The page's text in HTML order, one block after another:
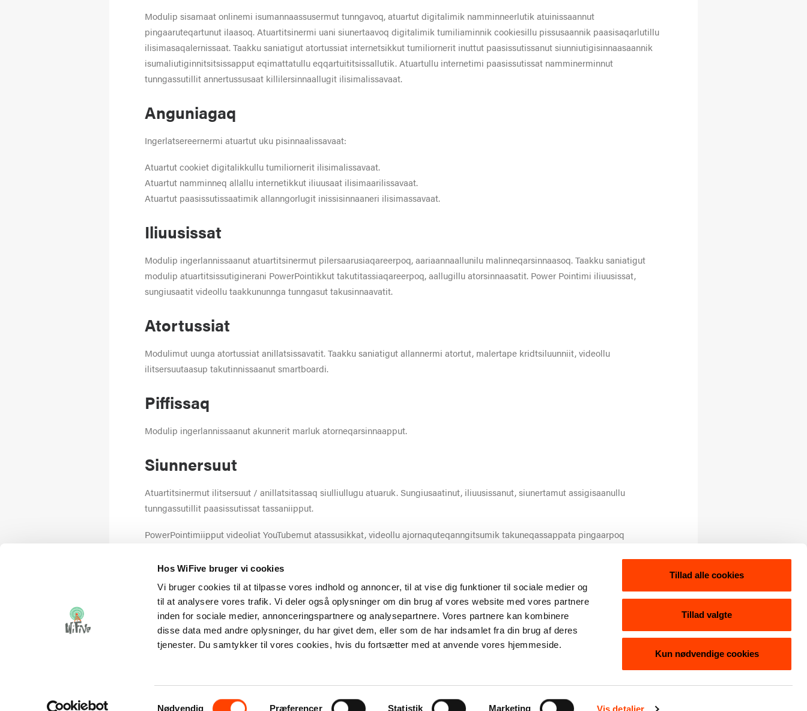
Hos WiFive bruger vi cookies
Vi bruger cookies til at tilpasse vores indhold og annoncer, til at vise dig funktioner til sociale medier og
til at analysere vores trafik. Vi deler også oplysninger om din brug af vores website med vores partnere
inden for sociale medier, annonceringspartnere og analysepartnere. Vores partnere kan kombinere
disse data med andre oplysninger, du har givet dem, eller som de har indsamlet fra din brug af deres
tjenester. Du samtykker til vores cookies, hvis du fortsætter med at anvende vores hjemmeside.
Samtykkevalg
Nødvendig Præferencer Statistik Marketing Vis detaljer
Tillad alle cookies
Tillad valgte
Kun nødvendige cookies
Modulip sisamaat onlinemi isumannaassusermut tunngavoq, atuartut digitalimik namminneerlutik atuinissaannut
pingaaruteqartunut ilaasoq. Atuartitsinermi uani siunertaavoq digitalimik tumiliaminnik cookiesillu pissusaannik paasisaqarlutillu
ilisimasaqalernissaat. Taakku saniatigut atortussiat internetsikkut tumiliornerit inuttut paasissutissanut siunniutigisinnaasaannik
isumaliutiginnitsitsissapput eqimattatullu eqqartuititsissallutik. Atuartullu internetimi paasissutissat namminerminnut
tunngassutillit annertussusaat killilersinnaallugit ilisimalissavaat.
Anguniagaq
Ingerlatsereernermi atuartut uku pisinnaalissavaat:
Atuartut cookiet digitalikkullu tumiliornerit ilisimalissavaat.
Atuartut namminneq allallu internetikkut iliuusaat ilisimaarilissavaat.
Atuartut paasissutissaatimik allanngorlugit inissisinnaaneri ilisimassavaat.
Iliuusissat
Modulip ingerlannissaanut atuartitsinermut pilersaarusiaqareerpoq, aariaannaallunilu malinneqarsinnaasoq. Taakku saniatigut
modulip atuartitsissutiginerani PowerPointikkut takutitassiaqareerpoq, aallugillu atorsinnaasatit. Power Pointimi iliuusissat,
sungiusaatit videollu taakkununnga tunngasut takusinnaavatit.
Atortussiat
Modulimut uunga atortussiat anillatsissavatit. Taakku saniatigut allannermi atortut, malertape kridtsiluunniit, videollu
ilitsersuutaasup takutinnissaanut smartboardi.
Piffissaq
Modulip ingerlannissaanut akunnerit marluk atorneqarsinnaapput.
Siunnersuut
Atuartitsinermut ilitsersuut / anillatsitassaq siulliullugu atuaruk. Sungiusaatinut, iliuusissanut, siunertamut assigisaanullu
tunngassutillit paasissutissat tassaniipput.
PowerPointimiipput videoliat YouTubemut atassusikkat, videollu ajornaquteqanngitsumik takuneqassappata pingaarpoq
MODUL 4-MI ONLINEMI ISUMANNAASSUSSERMUT ATORTUSSIAT TAMAASA UGGUUNA AAKKIT